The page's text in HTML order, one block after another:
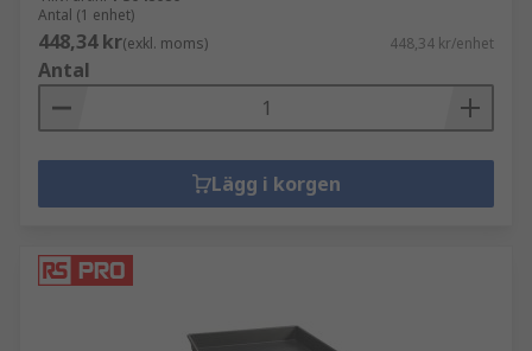
Antal (1 enhet)
448,34 kr(exkl. moms) 448,34 kr/enhet
Antal
Lägg i korgen